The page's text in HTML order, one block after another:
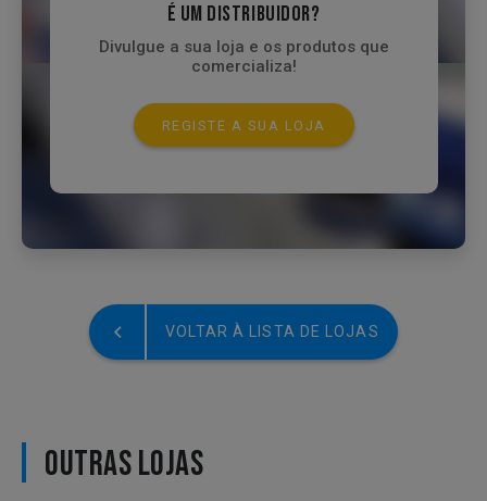
É UM DISTRIBUIDOR?
Divulgue a sua loja e os produtos que
comercializa!
REGISTE A SUA LOJA
VOLTAR À LISTA DE LOJAS
OUTRAS LOJAS